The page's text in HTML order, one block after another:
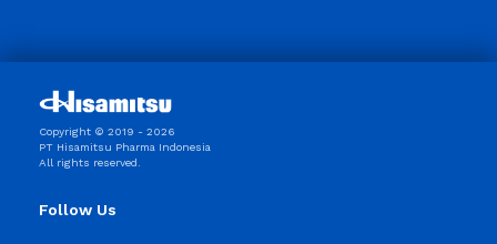
Copyright © 2019 - 2026
PT Hisamitsu Pharma Indonesia
All rights reserved.
Follow Us